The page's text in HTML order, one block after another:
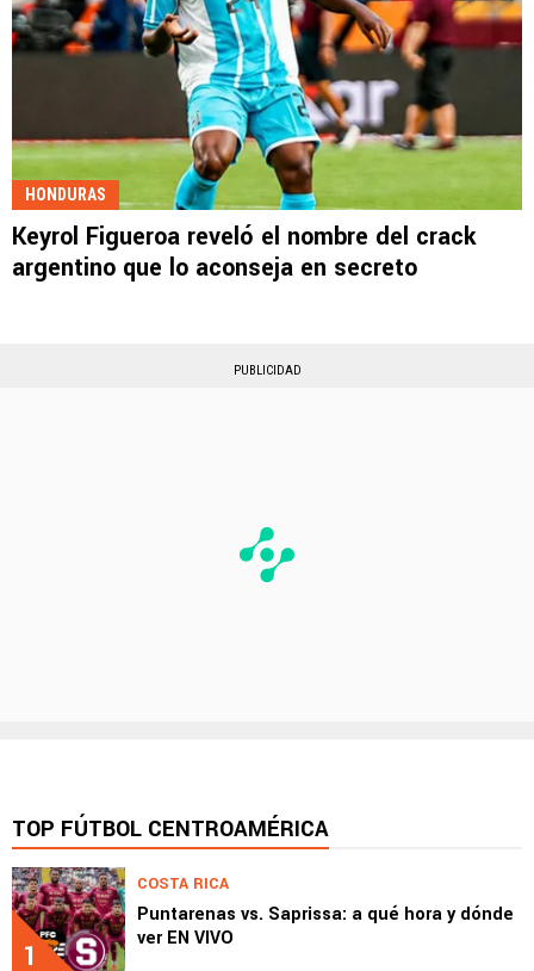
HONDURAS
Keyrol Figueroa reveló el nombre del crack
argentino que lo aconseja en secreto
PUBLICIDAD
TOP FÚTBOL CENTROAMÉRICA
1
COSTA RICA
Puntarenas vs. Saprissa: a qué hora y dónde
ver EN VIVO